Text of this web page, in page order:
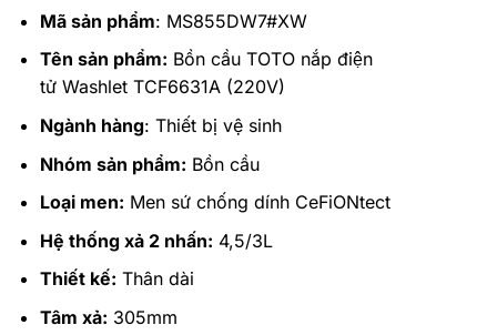
Mã sản phẩm: MS855DW7#XW
Tên sản phẩm: Bồn cầu TOTO nắp điện
tử Washlet TCF6631A (220V)
Ngành hàng: Thiết bị vệ sinh
Nhóm sản phẩm: Bồn cầu
Loại men: Men sứ chống dính CeFiONtect
Hệ thống xả 2 nhấn: 4,5/3L
Thiết kế: Thân dài
Tâm xả: 305mm